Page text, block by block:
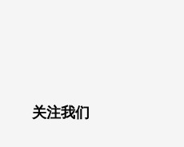
关注我们